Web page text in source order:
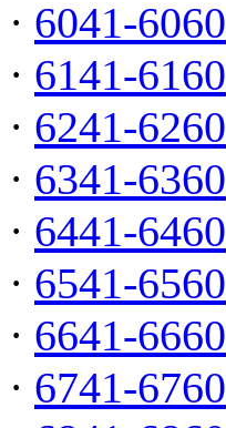
· 6041-6060
· 6141-6160
· 6241-6260
· 6341-6360
· 6441-6460
· 6541-6560
· 6641-6660
· 6741-6760